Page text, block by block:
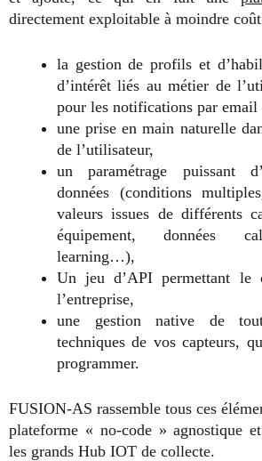
directement exploitable à moindre
la gestion de profils et
d’intérêt liés au métier de
pour les notifications par email
une prise en main naturelle
de l’utilisateur,
un paramétrage puissant
données (conditions
valeurs issues de différents
équipement, données
learning…),
Un jeu d’API permettant le
l’entreprise,
une gestion native de
techniques de vos capteurs,
programmer.
FUSION-AS rassemble tous ces
plateforme « no-code » agnostique
les grands Hub IOT de collecte.